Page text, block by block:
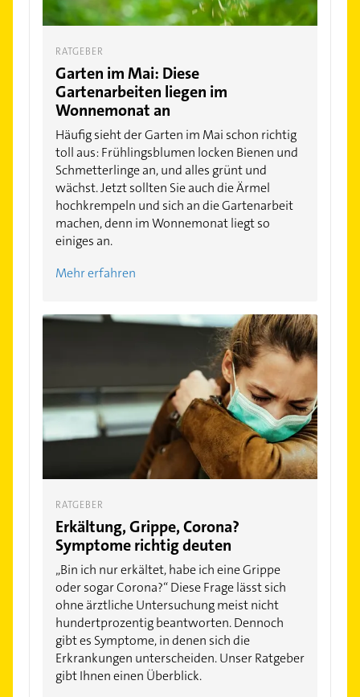
RATGEBER
Garten im Mai: Diese
Gartenarbeiten liegen im
Wonnemonat an
Häufig sieht der Garten im Mai schon richtig
toll aus: Frühlingsblumen locken Bienen und
Schmetterlinge an, und alles grünt und
wächst. Jetzt sollten Sie auch die Ärmel
hochkrempeln und sich an die Gartenarbeit
machen, denn im Wonnemonat liegt so
einiges an.
Mehr erfahren
RATGEBER
Erkältung, Grippe, Corona?
Symptome richtig deuten
„Bin ich nur erkältet, habe ich eine Grippe
oder sogar Corona?“ Diese Frage lässt sich
ohne ärztliche Untersuchung meist nicht
hundertprozentig beantworten. Dennoch
gibt es Symptome, in denen sich die
Erkrankungen unterscheiden. Unser Ratgeber
gibt Ihnen einen Überblick.